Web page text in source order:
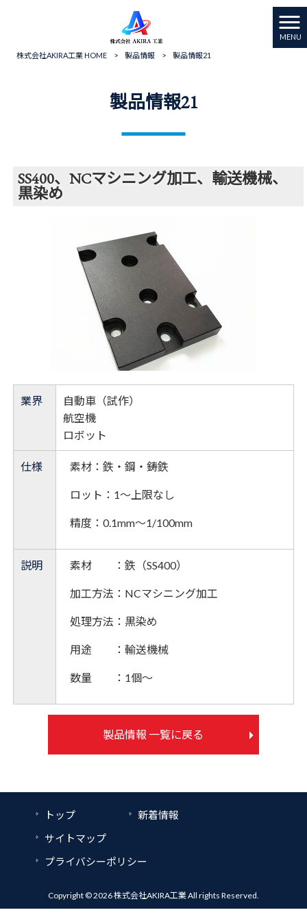
MENU
株式会社AKIRA工業 HOME > 製品情報 > 製品情報21
製品情報21
SS400、NCマシニング加工、輸送機械、
黒染め
業界
自動車（試作）
航空機
ロボット
仕様 素材： 鉄・ 鋼・ 鋳鉄
ロット：1～上限なし
精度： 0.1mm～1/100mm
説明 素材 ： 鉄（SS400）
加工方法： NCマシニング加工
処理方法：黒染め
用途 ： 輸送機械
数量 ： 1個～
製品情報 一覧に戻る
トップ
新着情報
サイトマップ
プライバシーポリシー
Copyright © 2026 株式会社AKIRA工業 All rights Reserved.